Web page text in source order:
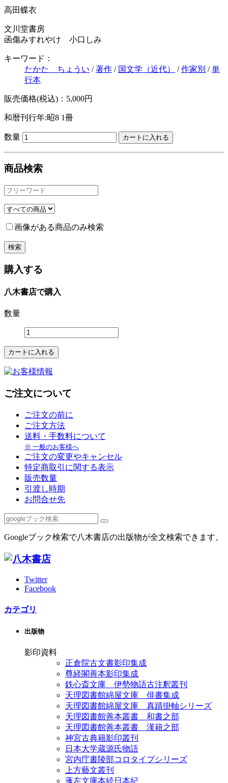
高田蝶衣
文川堂書房
函傷みすれやけ 小口しみ
キーワード：
たかた ちょうい /著作 / 国文学（近代） /作家別 /単
行本
販売価格(税込)：5,000円
和暦刊行年:昭8 1冊
数量
商品検索
画像がある商品のみ検索
購入する
八木書店で購入
数量
ご注文について
ご注文の前に
ご注文方法
送料・手数料について
※ 一般のお客様へ
ご注文の変更やキャンセル
特定商取引に関する表示
販売数量
引渡し時期
お問合せ先
Googleブック検索で八木書店の出版物が全文検索できます。
Twitter
Facebook
カテゴリ
出版物
影印資料
正倉院古文書影印集成
尊経閣善本影印集成
鉄心斎文庫 伊勢物語古注釈叢刊
天理図書館綿屋文庫 俳書集成
天理図書館綿屋文庫 真蹟掛軸シリーズ
天理図書館善本叢書 和書之部
天理図書館善本叢書 漢籍之部
神宮古典籍影印叢刊
日本大学蔵源氏物語
宮内庁書陵部コロタイプシリーズ
上方藝文叢刊
蓬左文庫本続日本紀